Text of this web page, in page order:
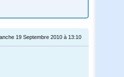
19 Septembre 2010 à 13:10